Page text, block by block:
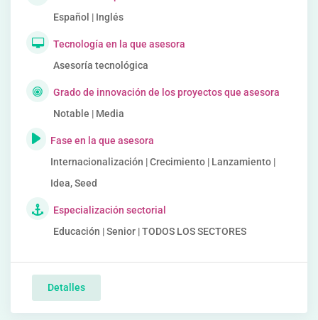
Español | Inglés
Tecnología en la que asesora
Asesoría tecnológica
Grado de innovación de los proyectos que asesora
Notable | Media
Fase en la que asesora
Internacionalización | Crecimiento | Lanzamiento |
Idea, Seed
Especialización sectorial
Educación | Senior | TODOS LOS SECTORES
Detalles